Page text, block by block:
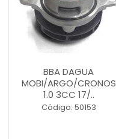
BBA DAGUA
MOBI/ARGO/CRONOS
1.0 3CC 17/..
Código: 50153